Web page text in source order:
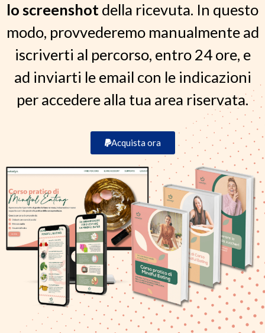
lo screenshot della ricevuta. In questo
modo, provvederemo manualmente ad
iscriverti al percorso, entro 24 ore, e
ad inviarti le email con le indicazioni
per accedere alla tua area riservata.
Acquista ora